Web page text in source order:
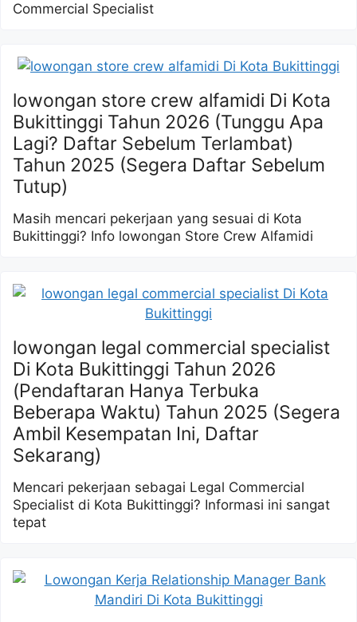
Commercial Specialist
lowongan store crew alfamidi Di Kota
Bukittinggi Tahun 2026 (Tunggu Apa
Lagi? Daftar Sebelum Terlambat)
Tahun 2025 (Segera Daftar Sebelum
Tutup)
Masih mencari pekerjaan yang sesuai di Kota
Bukittinggi? Info lowongan Store Crew Alfamidi
lowongan legal commercial specialist
Di Kota Bukittinggi Tahun 2026
(Pendaftaran Hanya Terbuka
Beberapa Waktu) Tahun 2025 (Segera
Ambil Kesempatan Ini, Daftar
Sekarang)
Mencari pekerjaan sebagai Legal Commercial
Specialist di Kota Bukittinggi? Informasi ini sangat
tepat